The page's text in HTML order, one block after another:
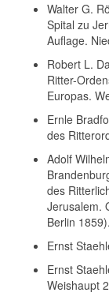
Walter G.
Spital zu
Auflage.
Robert L.
Ritter-
Europas.
Ernle
des
Adolf
des
Jerusalem.
Berlin 1859).
Ernst
Ernst
Weishaupt